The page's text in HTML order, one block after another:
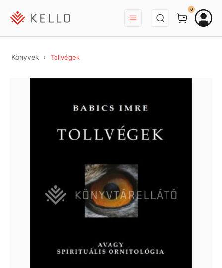
BEJELENTKEZÉS
0
Könyvek Tollvégek